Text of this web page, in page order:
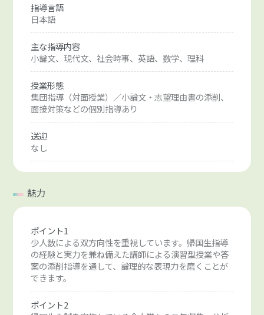
指導言語
日本語
主な指導内容
小論文、現代文、社会時事、英語、数学、理科
授業形態
集団指導（対面授業）／小論文・志望理由書の添削、
面接対策などの個別指導あり
送迎
なし
魅力
ポイント1
少人数による双方向性を重視しています。帰国生指導
の経験と実力を兼ね備えた講師による演習型授業や答
案の添削指導を通して、論理的な表現力を磨くことが
できます。
ポイント2